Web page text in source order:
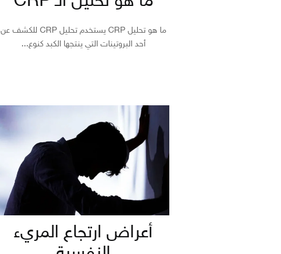
ما هو تحليل CRP يستخدم تحليل CRP للكشف عن
أحد البروتينات التي ينتجها الكبد كنوع...
أعراض ارتجاع المريء